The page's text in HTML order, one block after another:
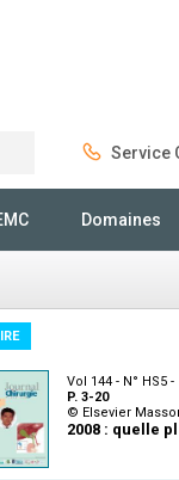
Service
Domaines
Vol 144 - N° HS5
P. 3-20
© Elsevier
2008 : quelle